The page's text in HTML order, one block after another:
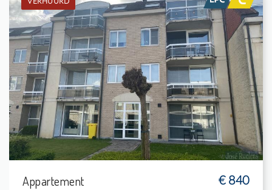
Verhuurd: Appartement
2
3 m²
1
88 m²
Appartement € 840